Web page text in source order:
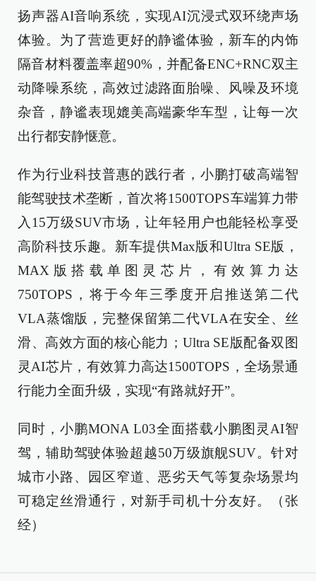
扬声器AI音响系统，实现AI沉浸式双环绕声场
体验。为了营造更好的静谧体验，新车的内饰
隔音材料覆盖率超90%，并配备ENC+RNC双主
动降噪系统，高效过滤路面胎噪、风噪及环境
杂音，静谧表现媲美高端豪华车型，让每一次
出行都安静惬意。
作为行业科技普惠的践行者，小鹏打破高端智
能驾驶技术垄断，首次将1500TOPS车端算力带
入15万级SUV市场，让年轻用户也能轻松享受
高阶科技乐趣。新车提供Max版和Ultra SE版，
MAX版搭载单图灵芯片，有效算力达
750TOPS，将于今年三季度开启推送第二代
VLA蒸馏版，完整保留第二代VLA在安全、丝
滑、高效方面的核心能力；Ultra SE版配备双图
灵AI芯片，有效算力高达1500TOPS，全场景通
行能力全面升级，实现“有路就好开”。
同时，小鹏MONA L03全面搭载小鹏图灵AI智
驾，辅助驾驶体验超越50万级旗舰SUV。针对
城市小路、园区窄道、恶劣天气等复杂场景均
可稳定丝滑通行，对新手司机十分友好。（张
经）